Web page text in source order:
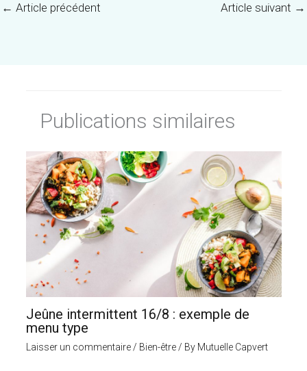
← Article précédent Article suivant →
Publications similaires
Jeûne intermittent 16/8 : exemple de
menu type
Laisser un commentaire / Bien-être/ By Mutuelle Capvert